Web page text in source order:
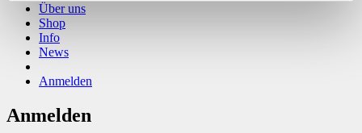
Über uns
Shop
Info
News
Anmelden
Anmelden